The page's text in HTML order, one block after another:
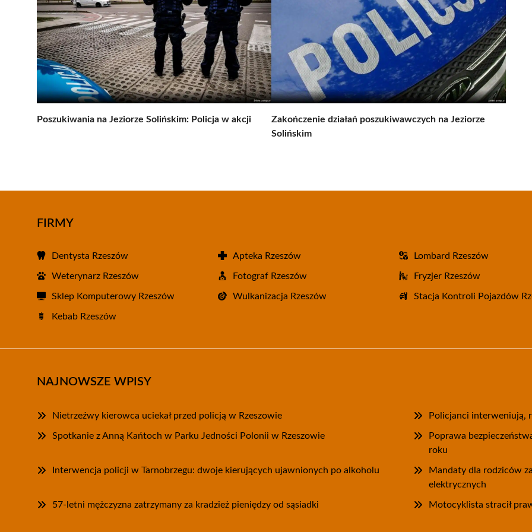
Poszukiwania na Jeziorze Solińskim: Policja w akcji
Zakończenie działań poszukiwawczych na Jeziorze
Solińskim
FIRMY
Dentysta Rzeszów Apteka Rzeszów Lombard Rzeszów
Weterynarz Rzeszów Fotograf Rzeszów Fryzjer Rzeszów
Sklep Komputerowy Rzeszów Wulkanizacja Rzeszów Stacja Kontroli Pojazdów
Kebab Rzeszów
NAJNOWSZE WPISY
Nietrzeźwy kierowca uciekał przed policją w Rzeszowie Policjanci interweniują,
Spotkanie z Anną Kańtoch w Parku Jedności Polonii w Rzeszowie
Poprawa
roku
Interwencja policji w Tarnobrzegu: dwoje kierujących ujawnionych po alkoholu
Mandaty dla rodziców
elektrycznych
57-letni mężczyzna zatrzymany za kradzież pieniędzy od sąsiadki Motocyklista stracił